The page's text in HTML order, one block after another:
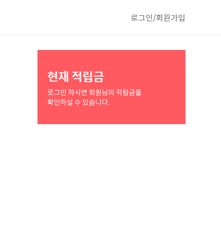
로그인/회원가입
현재 적립금
로그인 하시면 회원님의 적립금을
확인하실 수 있습니다.